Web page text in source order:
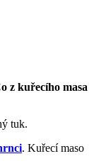
z kuřecího masa
tuk.
. Kuřecí maso